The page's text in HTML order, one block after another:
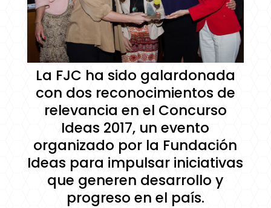
La FJC ha sido galardonada
con dos reconocimientos de
relevancia en el Concurso
Ideas 2017, un evento
organizado por la Fundación
Ideas para impulsar iniciativas
que generen desarrollo y
progreso en el país.